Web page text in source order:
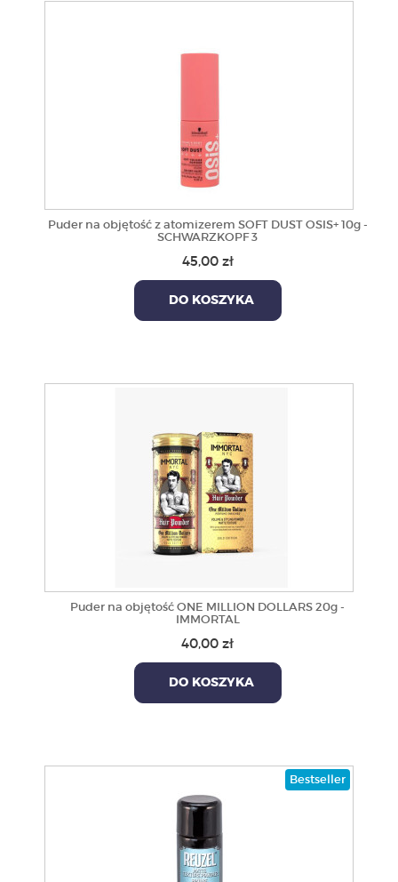
Puder na objętość z atomizerem SOFT DUST OSIS+ 10g -
SCHWARZKOPF 3
45,00 zł
DO KOSZYKA
Puder na objętość ONE MILLION DOLLARS 20g -
IMMORTAL
40,00 zł
DO KOSZYKA
Bestseller